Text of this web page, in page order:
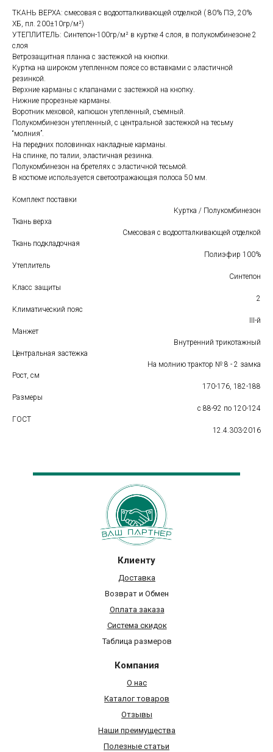
ТКАНЬ ВЕРХА: смесовая с водоотталкивающей отделкой ( 80% ПЭ, 20%
ХБ, пл. 200±10гр/м²)
УТЕПЛИТЕЛЬ: Синтепон-100гр/м² в куртке 4 слоя, в полукомбинезоне 2
слоя
Ветрозащитная планка с застежкой на кнопки.
Куртка на широком утепленном поясе со вставками с эластичной
резинкой.
Верхние карманы с клапанами с застежкой на кнопку.
Нижние прорезные карманы.
Воротник меховой, капюшон утепленный, съемный.
Полукомбинезон утепленный, с центральной застежкой на тесьму
“молния”.
На передних половинках накладные карманы.
На спинке, по талии, эластичная резинка.
Полукомбинезон на бретелях с эластичной тесьмой.
В костюме используется светоотражающая полоса 50 мм.
Комплект поставки
Куртка / Полукомбинезон
Ткань верха
Смесовая с водоотталкивающей отделкой
Ткань подкладочная
Полиэфир 100%
Утеплитель
Синтепон
Класс защиты
2
Климатический пояс
III-й
Манжет
Внутренний трикотажный
Центральная застежка
На молнию трактор № 8 - 2 замка
Рост, см
170-176, 182-188
Размеры
с 88-92 по 120-124
ГОСТ
12.4.303-2016
Доставка
Возврат и Обмен
Система скидок
Таблица размеров
Оплата заказа
Клиенту
О нас
Каталог товаров
Наши преимущества
Полезные статьи
Отзывы
Компания